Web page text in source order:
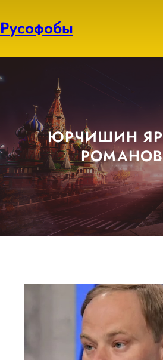
к
содержимому
Русофобы
ЮРЧИШИН